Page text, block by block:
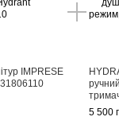
IMPRESE
5 500